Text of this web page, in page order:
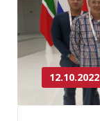
12.10.2022